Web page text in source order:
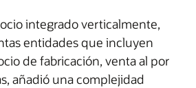
integrado verticalmente,
entidades que incluyen
de fabricación, venta al por
añadió una complejidad